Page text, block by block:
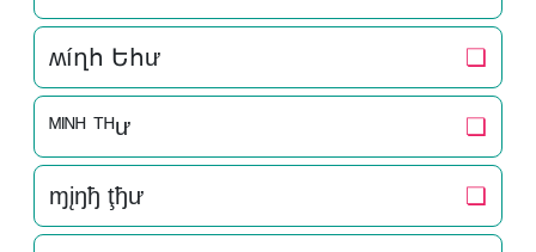
ʍíղհ Եհư ❏
ᴹᴵᴺᴴ ᵀᴴư ❏
ɱįŋђ ţђư ❏